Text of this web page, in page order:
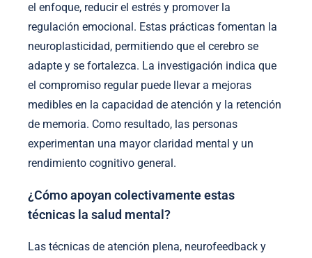
el enfoque, reducir el estrés y promover la
regulación emocional. Estas prácticas fomentan la
neuroplasticidad, permitiendo que el cerebro se
adapte y se fortalezca. La investigación indica que
el compromiso regular puede llevar a mejoras
medibles en la capacidad de atención y la retención
de memoria. Como resultado, las personas
experimentan una mayor claridad mental y un
rendimiento cognitivo general.
¿Cómo apoyan colectivamente estas
técnicas la salud mental?
Las técnicas de atención plena, neurofeedback y